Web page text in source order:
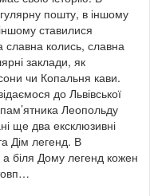
пошту, в іншому
ставилися
славна колись, славна
заклади, як
чи Копальня кави.
до Львівської
Леопольду
ще два ексклюзивні
Дім легенд. В
біля Дому легенд кожен